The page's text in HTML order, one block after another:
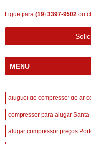
Ligue para (19) 3397-9502 ou
MENU
aluguel de compressor de ar
compressor para alugar Santa
alugar compressor preços